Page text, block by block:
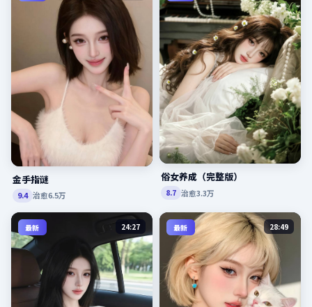
金手指谜
9.4 治愈6.5万
俗女养成（完整版）
8.7 治愈3.3万
最新 24:27 最新 28:49